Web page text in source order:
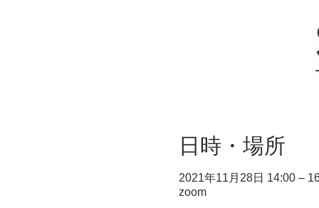
日時・場所
2021年11月28日 14:00 –
zoom